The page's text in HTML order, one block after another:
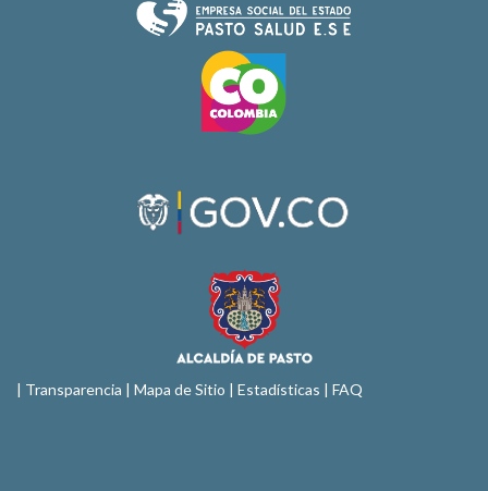
| Transparencia | Mapa de Sitio | Estadísticas | FAQ